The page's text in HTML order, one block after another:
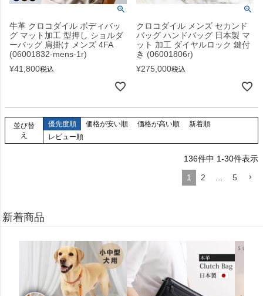
牛革 クロコダイル ボディバッ
グ マット加工 型押し ショルダ
ーバッグ 肩掛け メンズ 4FA
(06001832-mens-1r)
¥41,800税込
クロコダイル メンズ セカンド
バッグ ハンドバッグ 日本製 マ
ット 加工 ダイヤルロック 鍵付
き (06001806r)
¥275,000税込
並び替
え
優先度順 価格が安い順 価格が高い順
新着順
レビュー順
136件中 1-30件表示
1
2 5
新着商品